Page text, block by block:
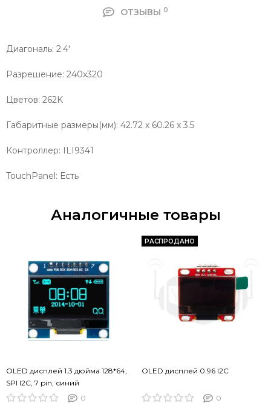
ОТЗЫВЫ 0
Диагональ: 2.4'
Разрешение: 240x320
Цветов: 262K
Габаритные размеры(мм): 42.72 x 60.26 x 3.5
Контроллер: ILI9341
TouchPanel: Есть
Аналогичные товары
OLED дисплей 1.3 дюйма 128*64,
SPI I2C, 7 pin, синий
0
РАСПРОДАНО
OLED дисплей 0.96 I2C
0